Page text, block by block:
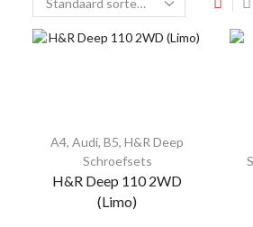
A4,Audi,B5,H&R Deep
Schroefsets
H&R Deep 110 2WD
(Limo)